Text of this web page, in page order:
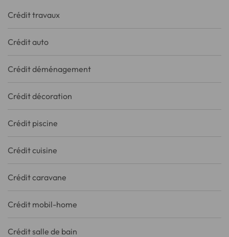
Crédit travaux
Crédit auto
Crédit déménagement
Crédit décoration
Crédit piscine
Crédit cuisine
Crédit caravane
Crédit mobil-home
Crédit salle de bain